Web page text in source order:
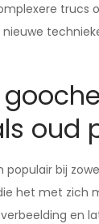
trucs
oud
bij
het met zich
en